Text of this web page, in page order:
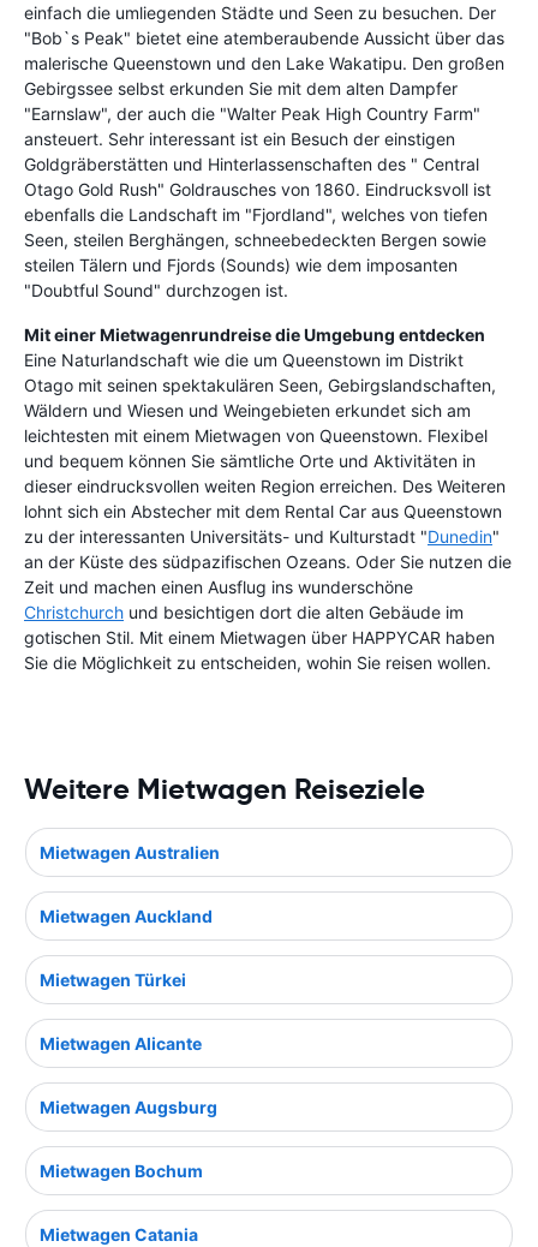
einfach die umliegenden Städte und Seen zu besuchen. Der
"Bob`s Peak" bietet eine atemberaubende Aussicht über das
malerische Queenstown und den Lake Wakatipu. Den großen
Gebirgssee selbst erkunden Sie mit dem alten Dampfer
"Earnslaw", der auch die "Walter Peak High Country Farm"
ansteuert. Sehr interessant ist ein Besuch der einstigen
Goldgräberstätten und Hinterlassenschaften des " Central
Otago Gold Rush" Goldrausches von 1860. Eindrucksvoll ist
ebenfalls die Landschaft im "Fjordland", welches von tiefen
Seen, steilen Berghängen, schneebedeckten Bergen sowie
steilen Tälern und Fjords (Sounds) wie dem imposanten
"Doubtful Sound" durchzogen ist.
Mit einer Mietwagenrundreise die Umgebung entdecken
Eine Naturlandschaft wie die um Queenstown im Distrikt
Otago mit seinen spektakulären Seen, Gebirgslandschaften,
Wäldern und Wiesen und Weingebieten erkundet sich am
leichtesten mit einem Mietwagen von Queenstown. Flexibel
und bequem können Sie sämtliche Orte und Aktivitäten in
dieser eindrucksvollen weiten Region erreichen. Des Weiteren
lohnt sich ein Abstecher mit dem Rental Car aus Queenstown
zu der interessanten Universitäts- und Kulturstadt "Dunedin"
an der Küste des südpazifischen Ozeans. Oder Sie nutzen die
Zeit und machen einen Ausflug ins wunderschöne
Christchurch und besichtigen dort die alten Gebäude im
gotischen Stil. Mit einem Mietwagen über HAPPYCAR haben
Sie die Möglichkeit zu entscheiden, wohin Sie reisen wollen.
Weitere Mietwagen Reiseziele
Mietwagen Australien
Mietwagen Auckland
Mietwagen Türkei
Mietwagen Alicante
Mietwagen Augsburg
Mietwagen Bochum
Mietwagen Catania